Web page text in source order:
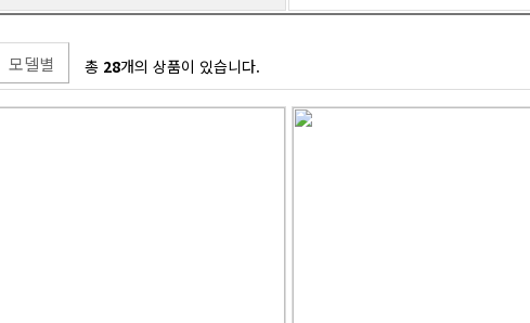
모델별 총 28개의 상품이 있습니다.